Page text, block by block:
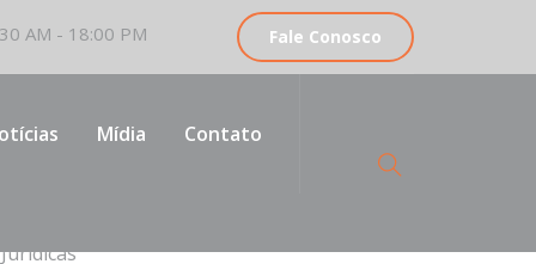
AM - 18:00 PM Fale Conosco
Mídia Contato
CATEGORIAS
Jurídicas